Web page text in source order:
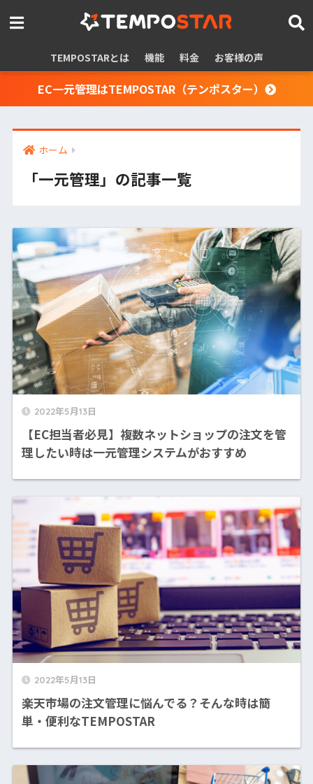
TEMPOSTARとは 機能 料金 お客様の声
EC一元管理はTEMPOSTAR（テンポスター）
ホーム
「一元管理」の記事一覧
2022年5月13日
【EC担当者必見】複数ネットショップの注文を管
理したい時は一元管理システムがおすすめ
2022年5月13日
楽天市場の注文管理に悩んでる？そんな時は簡
単・便利なTEMPOSTAR